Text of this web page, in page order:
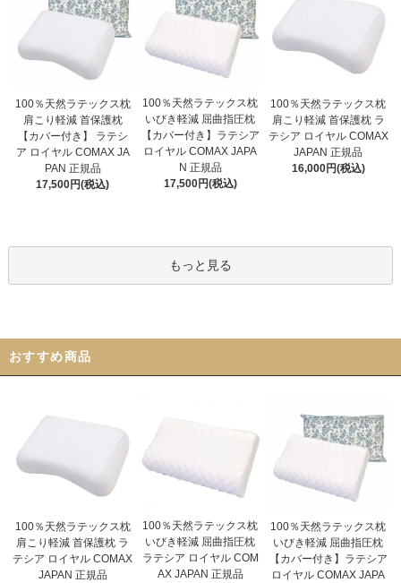
100％天然ラテックス枕
肩こり軽減 首保護枕
【カバー付き】 ラテシ
ア ロイヤル COMAX JA
PAN 正規品
17,500円(税込)
100％天然ラテックス枕
いびき軽減 屈曲指圧枕
【カバー付き】ラテシア
ロイヤル COMAX JAPA
N 正規品
17,500円(税込)
100％天然ラテックス枕
肩こり軽減 首保護枕 ラ
テシア ロイヤル COMAX
JAPAN 正規品
16,000円(税込)
もっと見る
おすすめ商品
100％天然ラテックス枕
肩こり軽減 首保護枕 ラ
テシア ロイヤル COMAX
JAPAN 正規品
100％天然ラテックス枕
いびき軽減 屈曲指圧枕
ラテシア ロイヤル COM
AX JAPAN 正規品
100％天然ラテックス枕
いびき軽減 屈曲指圧枕
【カバー付き】ラテシア
ロイヤル COMAX JAPA